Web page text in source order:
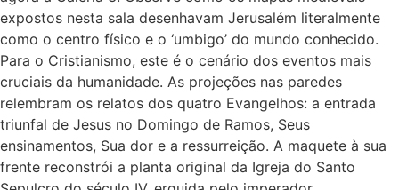
expostos nesta sala desenhavam Jerusalém literalmente
como o centro físico e o ‘umbigo’ do mundo conhecido.
Para o Cristianismo, este é o cenário dos eventos mais
cruciais da humanidade. As projeções nas paredes
relembram os relatos dos quatro Evangelhos: a entrada
triunfal de Jesus no Domingo de Ramos, Seus
ensinamentos, Sua dor e a ressurreição. A maquete à sua
frente reconstrói a planta original da Igreja do Santo